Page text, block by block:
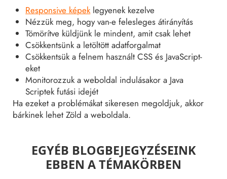
Responsive képeklegyenek kezelve
Nézzük meg, hogy van-e felesleges átirányítás
Tömörítve küldjünk le mindent, amit csak lehet
Csökkentsünk a letöltött adatforgalmat
Csökkentsük a felnem használt CSS és JavaScript-
eket
Monitorozzuk a weboldal indulásakor a Java
Scriptek futási idejét
Ha ezeket a problémákat sikeresen megoldjuk, akkor
bárkinek lehet Zöld a weboldala.
EGYÉB BLOGBEJEGYZÉSEINK
EBBEN A TÉMAKÖRBEN